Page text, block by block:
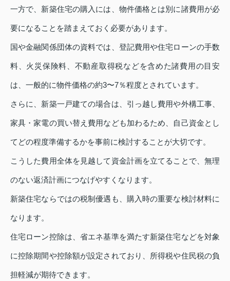
一方で、新築住宅の購入には、物件価格とは別に諸費用が必
要になることを踏まえておく必要があります。
国や金融関係団体の資料では、登記費用や住宅ローンの手数
料、火災保険料、不動産取得税などを含めた諸費用の目安
は、一般的に物件価格の約3〜7％程度とされています。
さらに、新築一戸建ての場合は、引っ越し費用や外構工事、
家具・家電の買い替え費用なども加わるため、自己資金とし
てどの程度準備するかを事前に検討することが大切です。
こうした費用全体を見越して資金計画を立てることで、無理
のない返済計画につなげやすくなります。
新築住宅ならではの税制優遇も、購入時の重要な検討材料に
なります。
住宅ローン控除は、省エネ基準を満たす新築住宅などを対象
に控除期間や控除額が設定されており、所得税や住民税の負
担軽減が期待できます。